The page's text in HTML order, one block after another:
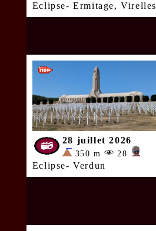
Eclipse- Ermitage, Virelles
28 juillet 2026
350 m 28
Eclipse- Verdun